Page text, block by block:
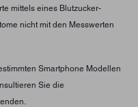
mittels eines Blutzucker-
nicht mit den Messwerten
Smartphone Modellen
Sie die